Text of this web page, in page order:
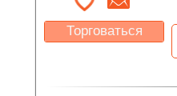
Торговаться
Указать цену